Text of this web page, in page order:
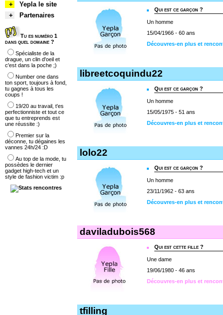
Qui est ce garçon ?
Un homme
15/04/1966 - 60 ans
Découvres-en plus et
libreetcoquindu22
Qui est ce garçon ?
Un homme
15/05/1975 - 51 ans
Découvres-en plus et
lolo22
Qui est ce garçon ?
Un homme
23/11/1962 - 63 ans
Découvres-en plus et
daviladubois568
Qui est cette fille ?
Une dame
19/06/1980 - 46 ans
Découvres-en plus et
tfilling
+
Yepla le site
+
Partenaires
Tu es numéro 1
dans quel domaine ?
Spécialiste de la
drague, un clin d'oeil et
c'est dans la poche ;)
Number one dans
ton sport, toujours à fond,
tu gagnes à tous les
coups !
19/20 au travail, t'es
perfectionniste et tout ce
que tu entreprends est
une réussite :)
Premier sur la
déconne, tu dégaines les
vannes 24h/24 :D
Au top de la mode, tu
possèdes le dernier
gadget high-tech et un
style de fashion victim :p